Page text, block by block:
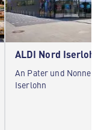
ALDI Nord Iserlohn
An Pater und Nonne
Iserlohn